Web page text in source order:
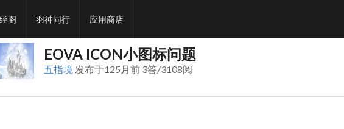
阁 羽神同行 应用商店
EOVA ICON小图标问题
五指境 发布于125月前 3答/3108阅